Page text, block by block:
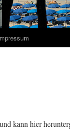
kann hier